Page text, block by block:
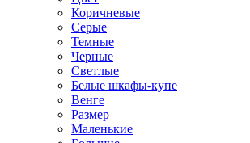
Коричневые
Серые
Темные
Черные
Светлые
Белые шкафы-купе
Венге
Размер
Маленькие